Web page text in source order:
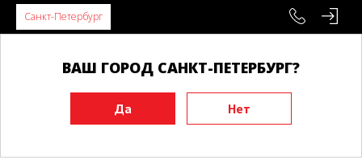
Санкт-Петербург
ВАШ ГОРОД САНКТ-ПЕТЕРБУРГ?
Инвентарь
Тренировочные макеты
Нагината BUDO дуб, 210 см